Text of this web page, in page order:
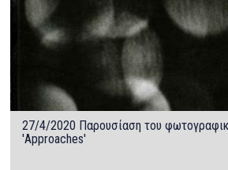
27/4/2020 Παρουσίαση του
'Approaches'